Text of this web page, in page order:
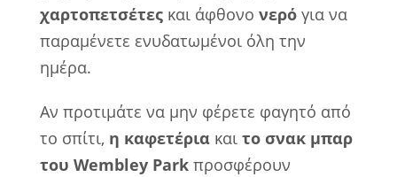
χαρτοπετσέτες και άφθονο νερό για να
παραμένετε ενυδατωμένοι όλη την
ημέρα.
Αν προτιμάτε να μην φέρετε φαγητό από
το σπίτι, η καφετέρια και το σνακ μπαρ
του Wembley Park προσφέρουν